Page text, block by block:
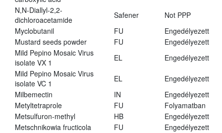
N,N-Diallyl-2,2-
dichloroacetamide
Safener
Not PPP
Myclobutanil
FU
Engedélyezett
Mustard seeds powder
FU
Engedélyezett
Mild Pepino Mosaic Virus
isolate VX 1
EL
Engedélyezett
Mild Pepino Mosaic Virus
isolate VC 1
EL
Engedélyezett
Milbemectin
IN
Engedélyezett
Metyltetraprole
FU
Folyamatban
Metsulfuron-methyl
HB
Engedélyezett
Metschnikowia fructicola
FU Engedélyezett